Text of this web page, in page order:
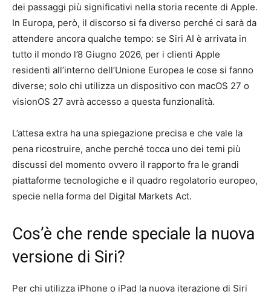
dei passaggi più significativi nella storia recente di Apple.
In Europa, però, il discorso si fa diverso perché ci sarà da
attendere ancora qualche tempo: se Siri AI è arrivata in
tutto il mondo l’8 Giugno 2026, per i clienti Apple
residenti all’interno dell’Unione Europea le cose si fanno
diverse; solo chi utilizza un dispositivo con macOS 27 o
visionOS 27 avrà accesso a questa funzionalità.
L’attesa extra ha una spiegazione precisa e che vale la
pena ricostruire, anche perché tocca uno dei temi più
discussi del momento ovvero il rapporto fra le grandi
piattaforme tecnologiche e il quadro regolatorio europeo,
specie nella forma del Digital Markets Act.
Cos’è che rende speciale la nuova
versione di Siri?
Per chi utilizza iPhone o iPad la nuova iterazione di Siri